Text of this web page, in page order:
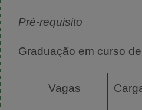
Pré-requisito
Graduação em curso
Vagas